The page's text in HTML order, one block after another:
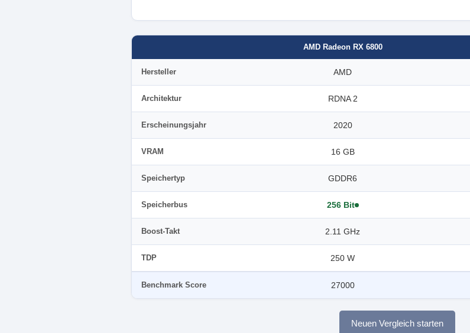
AMD Radeon RX 6800
Hersteller AMD
Architektur RDNA 2
Erscheinungsjahr 2020
VRAM 16 GB
Speichertyp GDDR6
Speicherbus 256 Bit
Boost-Takt 2.11 GHz
TDP 250 W
Benchmark Score 27000
Neuen Vergleich starten